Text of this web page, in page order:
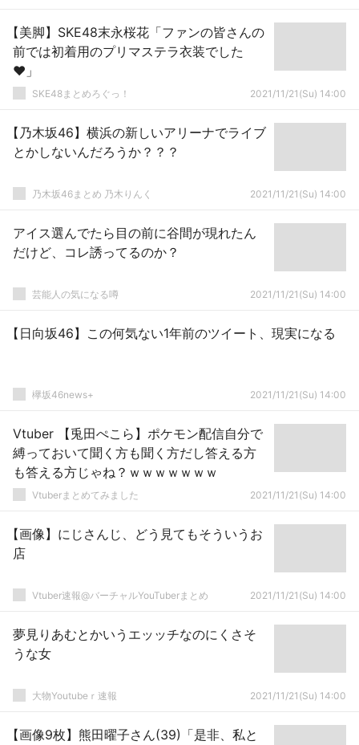
【美脚】SKE48末永桜花「ファンの皆さんの
前では初着用のプリマステラ衣装でした
❤️」
SKE48まとめろぐっ！ 2021/11/21(Su) 14:00
【乃木坂46】横浜の新しいアリーナでライブ
とかしないんだろうか？？？
乃木坂46まとめ 乃木りんく 2021/11/21(Su) 14:00
アイス選んでたら目の前に谷間が現れたん
だけど、コレ誘ってるのか？
芸能人の気になる噂 2021/11/21(Su) 14:00
【日向坂46】この何気ない1年前のツイート、現実になる
欅坂46news+ 2021/11/21(Su) 14:00
Vtuber 【兎田ぺこら】ポケモン配信自分で
縛っておいて聞く方も聞く方だし答える方
も答える方じゃね？ｗｗｗｗｗｗｗ
Vtuberまとめてみました 2021/11/21(Su) 14:00
【画像】にじさんじ、どう見てもそういうお
店
Vtuber速報@バーチャルYouTuberまとめ 2021/11/21(Su) 14:00
夢見りあむとかいうエッッチなのにくさそ
うな女
大物Youtubeｒ速報 2021/11/21(Su) 14:00
【画像9枚】熊田曜子さん(39)「是非、私と